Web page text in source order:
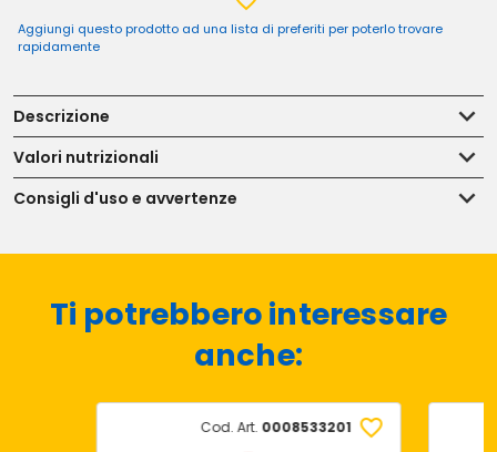
Aggiungi questo prodotto ad una lista di preferiti per poterlo trovare
rapidamente
Descrizione
Valori nutrizionali
Consigli d'uso e avvertenze
Ti potrebbero interessare
anche:
Cod. Art. 0008533201